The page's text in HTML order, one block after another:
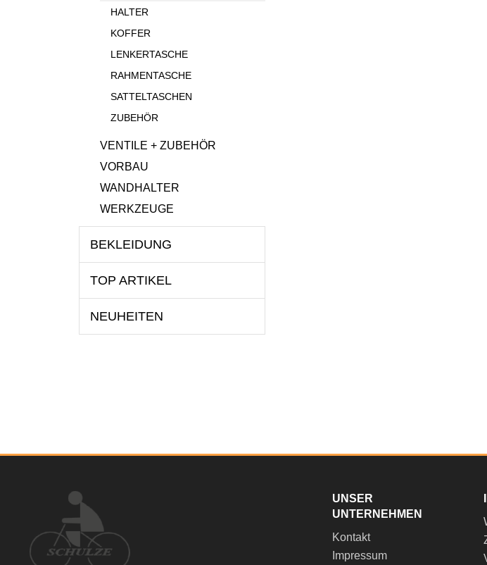
HALTER
KOFFER
LENKERTASCHE
RAHMENTASCHE
SATTELTASCHEN
ZUBEHÖR
VENTILE + ZUBEHÖR
VORBAU
WANDHALTER
WERKZEUGE
BEKLEIDUNG
TOP ARTIKEL
NEUHEITEN
UNSER
UNTERNEHMEN
Kontakt
Impressum